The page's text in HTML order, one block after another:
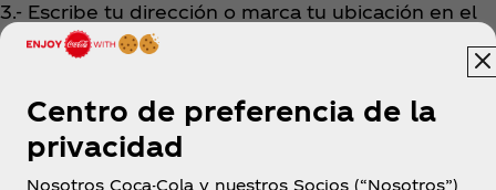
3.- Escribe tu dirección o marca tu ubicación en el
mapa
Centro de preferencia de la
privacidad
Nosotros Coca-Cola y nuestros Socios (“Nosotros”)